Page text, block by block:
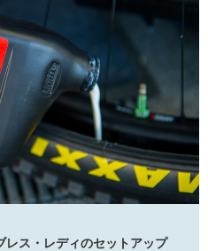
レス・レディのセットアップ